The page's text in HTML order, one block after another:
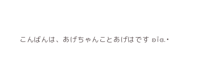
こんばんは、あげちゃんことあげはです ʚïɞ.•